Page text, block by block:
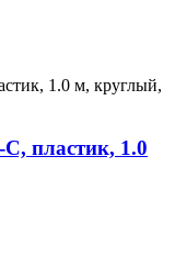
пластик, 1.0